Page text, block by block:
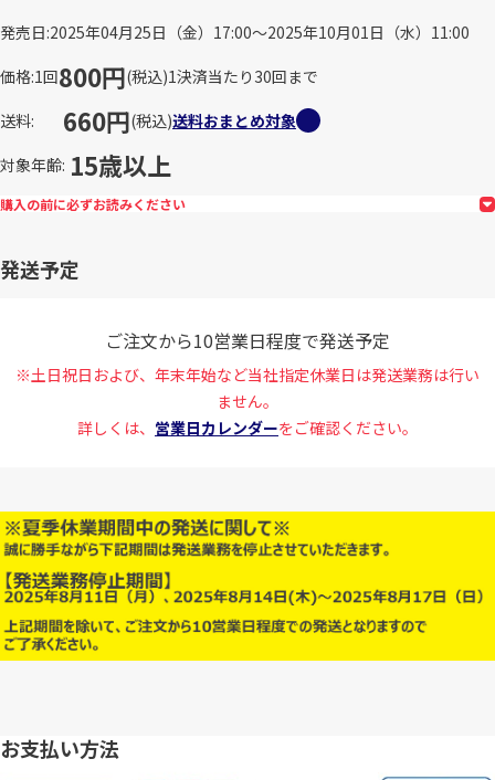
発売日 2025年04月25日（金）17:00～2025年10月01日（水）11:00
価格 1回800円(税込)1決済当たり30回まで
送料
660円(税込)送料おまとめ対象
対象年齢 15歳以上
購入の前に必ずお読みください
発送予定
ご注文から10営業日程度で発送予定
※土日祝日および、年末年始など当社指定休業日は発送業務は行い
ません。
詳しくは、 営業日カレンダーをご確認ください。
お支払い方法